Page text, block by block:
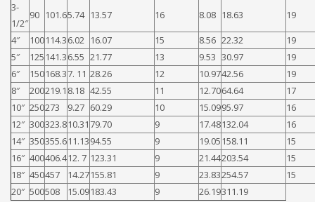
3-
1/2″
90 101.65.74 13.57 16 8.08 18.63
19
4″
100114.36.02 16.07 15 8.56 22.32
19
5″
125141.36.55 21.77 13 9.53 30.97
19
6″
150168.37. 11 28.26 12 10.9742.56
19
8″
200219.1 8.18 42.55 11 12.7064.64
17
10″ 250273 9.27 60.29 10 15.0995.97
16
12″ 300323.810.3179.70 9 17.48132.04
16
14″ 350355.611.1394.55 9 19.05158.11
15
16″ 400406.412. 7 123.31 9 21.44203.54
15
18″ 450457 14.27155.81 9 23.83254.57
15
20″ 500508 15.09183.43 9 26.19311.19